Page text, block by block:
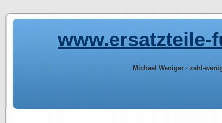
www.ersatzteile-
Michael Weniger · zahl-